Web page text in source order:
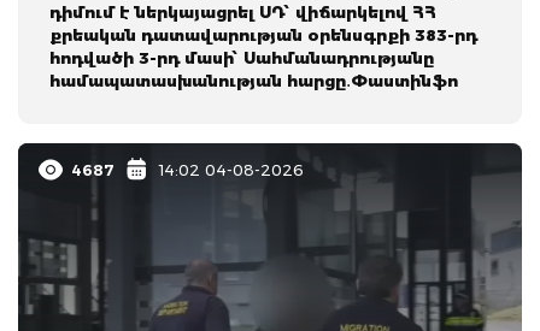
դիմում է ներկայացրել ՍԴ՝ վիճարկելով ՀՀ
քրեական դատավարության օրենսգրքի 383-րդ
հոդվածի 3-րդ մասի՝ Սահմանադրությանը
համապատասխանության հարցը․Փաստինֆո
4687 14:02 04-08-2026